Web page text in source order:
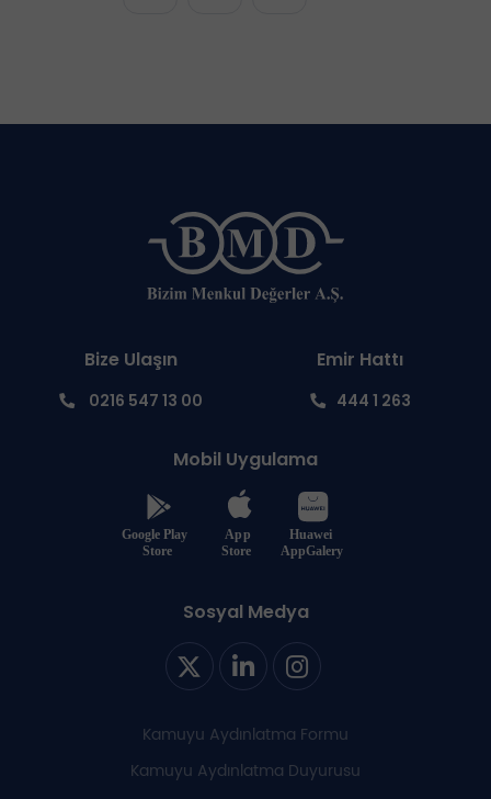
Bize Ulaşın
0216 547 13 00
Emir Hattı
444 1 263
Mobil Uygulama
Sosyal Medya
Kamuyu Aydınlatma Formu
Kamuyu Aydınlatma Duyurusu